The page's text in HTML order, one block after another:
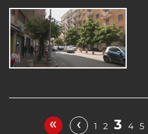
« ‹ 1 2 3 4 5